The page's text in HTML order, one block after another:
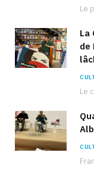
La
de